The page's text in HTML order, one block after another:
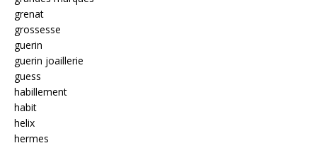
grenat
grossesse
guerin
guerin joaillerie
guess
habillement
habit
helix
hermes